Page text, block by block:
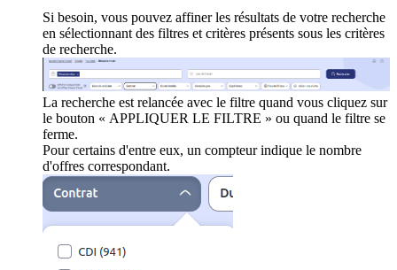
Si besoin, vous pouvez affiner les résultats de votre recherche
en sélectionnant des filtres et critères présents sous les critères
de recherche.
La recherche est relancée avec le filtre quand vous cliquez sur
le bouton « APPLIQUER LE FILTRE » ou quand le filtre se
ferme.
Pour certains d'entre eux, un compteur indique le nombre
d'offres correspondant.